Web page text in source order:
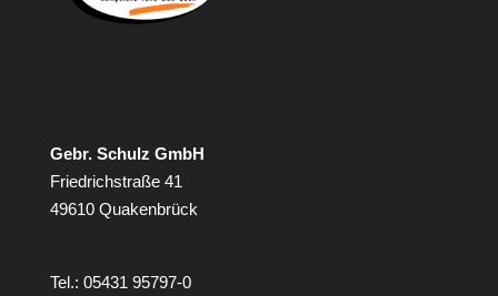
Gebr. Schulz GmbH
Friedrichstraße 41
49610 Quakenbrück
Tel.: 05431 95797-0